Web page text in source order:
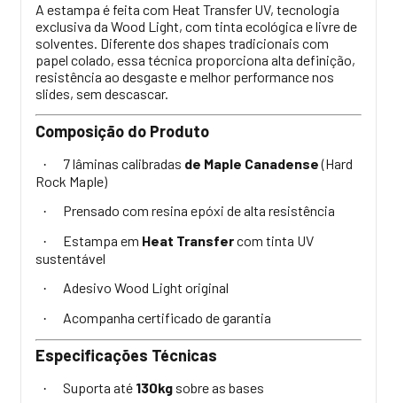
A estampa é feita com Heat Transfer UV, tecnologia
exclusiva da Wood Light, com tinta ecológica e livre de
solventes. Diferente dos shapes tradicionais com
papel colado, essa técnica proporciona alta definição,
resistência ao desgaste e melhor performance nos
slides, sem descascar.
Composição do Produto
· 7 lâminas calibradas de Maple Canadense(Hard
Rock Maple)
· Prensado com resina epóxi de alta resistência
· Estampa em Heat Transfercom tinta UV
sustentável
· Adesivo Wood Light original
· Acompanha certificado de garantia
Especificações Técnicas
· Suporta até 130kg sobre as bases